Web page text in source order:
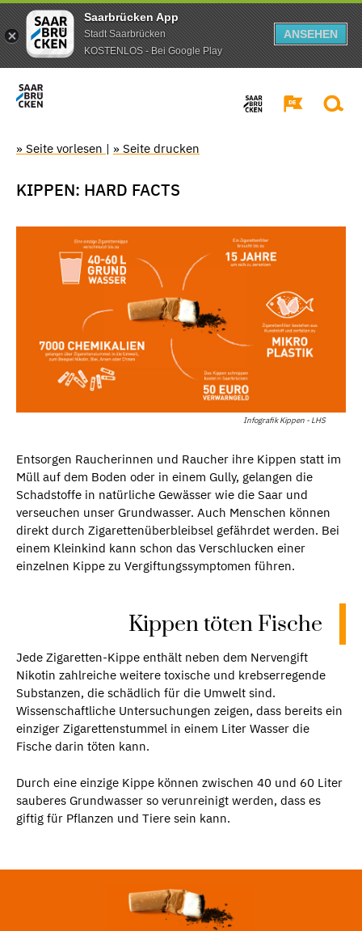
Saarbrücken App
Stadt Saarbrücken
KOSTENLOS - Bei Google Play
ANSEHEN
» Seite vorlesen | » Seite drucken
KIPPEN: HARD FACTS
Infografik Kippen - LHS
Entsorgen Raucherinnen und Raucher ihre Kippen statt im
Müll auf dem Boden oder in einem Gully, gelangen die
Schadstoffe in natürliche Gewässer wie die Saar und
verseuchen unser Grundwasser. Auch Menschen können
direkt durch Zigarettenüberbleibsel gefährdet werden. Bei
einem Kleinkind kann schon das Verschlucken einer
einzelnen Kippe zu Vergiftungssymptomen führen.
Kippen töten Fische
Jede Zigaretten-Kippe enthält neben dem Nervengift
Nikotin zahlreiche weitere toxische und krebserregende
Substanzen, die schädlich für die Umwelt sind.
Wissenschaftliche Untersuchungen zeigen, dass bereits ein
einziger Zigarettenstummel in einem Liter Wasser die
Fische darin töten kann.
Durch eine einzige Kippe können zwischen 40 und 60 Liter
sauberes Grundwasser so verunreinigt werden, dass es
giftig für Pflanzen und Tiere sein kann.